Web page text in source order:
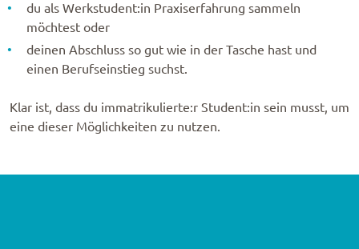
du als Werkstudent:in Praxiserfahrung sammeln
möchtest oder
deinen Abschluss so gut wie in der Tasche hast und
einen Berufseinstieg suchst.
Klar ist, dass du imma­tri­ku­lierte:r Student:in sein musst, um
eine dieser Möglich­kei­ten zu nutzen.